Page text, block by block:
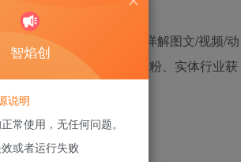
问公式与提示词技巧，详解图文/视频/动
配账号起号定位、精准涨粉、实体行业获
作与商业变现技能。
智焰创
说明
常使用，无任何问题。
或者运行失败